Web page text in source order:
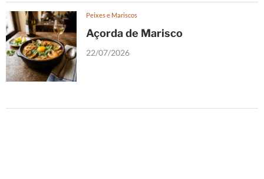
Peixes e Mariscos
Açorda de Marisco
22/07/2026